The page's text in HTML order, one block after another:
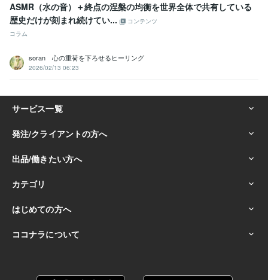
ASMR（水の音）＋終点の涅槃の均衡を世界全体で共有している​​
歴史だけが刻まれ続けてい...
コンテンツ
コラム
soran 心の重荷を下ろせるヒーリング
2026/02/13 06:23